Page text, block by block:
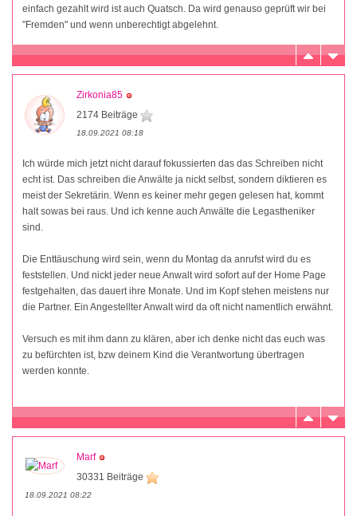
einfach gezahlt wird ist auch Quatsch. Da wird genauso geprüft wir bei
"Fremden" und wenn unberechtigt abgelehnt.
Zirkonia85
2174 Beiträge
18.09.2021 08:18
Ich würde mich jetzt nicht darauf fokussierten das das Schreiben nicht
echt ist. Das schreiben die Anwälte ja nickt selbst, sondern diktieren es
meist der Sekretärin. Wenn es keiner mehr gegen gelesen hat, kommt
halt sowas bei raus. Und ich kenne auch Anwälte die Legastheniker
sind.
Die Enttäuschung wird sein, wenn du Montag da anrufst wird du es
feststellen. Und nickt jeder neue Anwalt wird sofort auf der Home Page
festgehalten, das dauert ihre Monate. Und im Kopf stehen meistens nur
die Partner. Ein Angestellter Anwalt wird da oft nicht namentlich erwähnt.
Versuch es mit ihm dann zu klären, aber ich denke nicht das euch was
zu befürchten ist, bzw deinem Kind die Verantwortung übertragen
werden konnte.
Marf
30331 Beiträge
18.09.2021 08:22